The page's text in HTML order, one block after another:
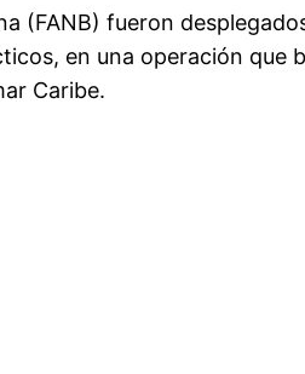
(FANB) fueron
en una operación que
Caribe.